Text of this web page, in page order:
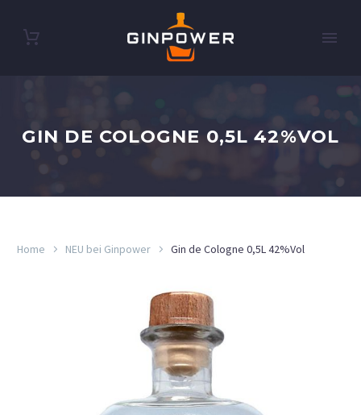
GIN DE COLOGNE 0,5L 42%VOL
Home NEU bei Ginpower Gin de Cologne 0,5L 42%Vol